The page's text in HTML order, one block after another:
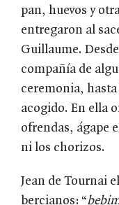
pan, huevos y
entregaron al
Guillaume.
compañía de
ceremonia, hasta
acogido. En ella
ofrendas, ágape
ni los chorizos.
Jean de Tournai
bercianos: “